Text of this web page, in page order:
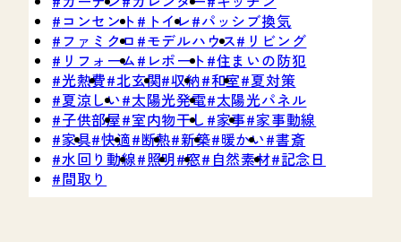
コンセント
トイレ
パッシブ換気
ファミクロ
モデルハウス
リビング
リフォーム
レポート 住まいの防犯
光熱費 北玄関 収納 和室 夏対策
夏涼しい 太陽光発電 太陽光パネル
子供部屋 室内物干し 家事 家事動線
家具 快適 断熱 新築 暖かい 書斎
水回り動線 照明 窓 自然素材 記念日
間取り